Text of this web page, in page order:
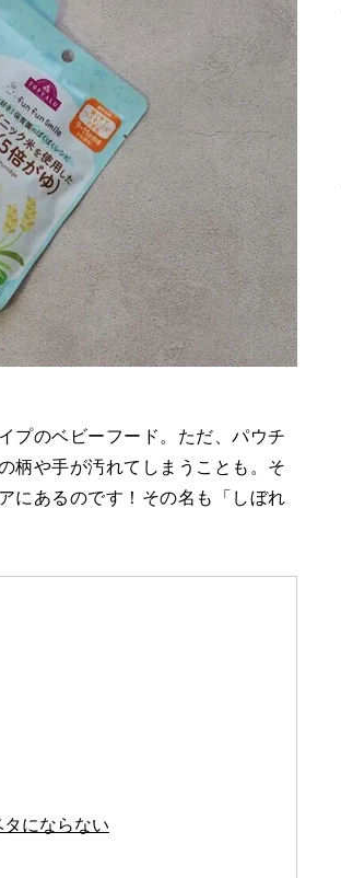
プのベビーフード。ただ、パウチ
柄や手が汚れてしまうことも。そ
にあるのです！その名も「しぼれ
にならない